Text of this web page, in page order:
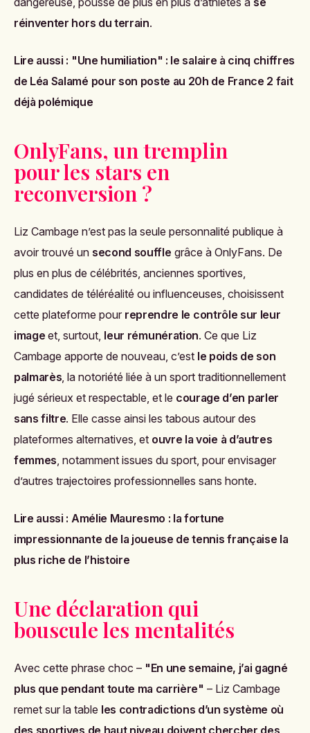
réinventer hors du terrain.
Lire aussi : "Une humiliation" : le salaire à cinq chiffres
de Léa Salamé pour son poste au 20h de France 2 fait
déjà polémique
OnlyFans, un tremplin
pour les stars en
reconversion ?
Liz Cambage n’est pas la seule personnalité publique à
avoir trouvé un second souffle grâce à OnlyFans. De
plus en plus de célébrités, anciennes sportives,
candidates de téléréalité ou influenceuses, choisissent
cette plateforme pour reprendre le contrôle sur leur
image et, surtout, leur rémunération. Ce que Liz
Cambage apporte de nouveau, c’est le poids de son
palmarès, la notoriété liée à un sport traditionnellement
jugé sérieux et respectable, et le courage d’en parler
sans filtre. Elle casse ainsi les tabous autour des
plateformes alternatives, et ouvre la voie à d’autres
femmes, notamment issues du sport, pour envisager
d’autres trajectoires professionnelles sans honte.
Lire aussi : Amélie Mauresmo : la fortune
impressionnante de la joueuse de tennis française la
plus riche de l’histoire
Une déclaration qui
bouscule les mentalités
Avec cette phrase choc – "En une semaine, j’ai gagné
plus que pendant toute ma carrière" – Liz Cambage
remet sur la table les contradictions d’un système où